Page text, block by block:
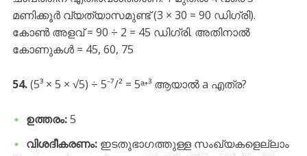
മണിക്കൂർ വ്യത്യാസമുണ്ട് (3 × 30 = 90 ഡിഗ്രി).
കോൺ അളവ് = 90 ÷ 2 = 45 ഡിഗ്രി. അതിനാൽ
കോണുകൾ = 45, 60, 75
54.(5³ × 5 × √5) ÷ 5⁻⁷/² = 5ᵃ⁺³ ആയാൽ a എത്ര?
ഉത്തരം:5
വിശദീകരണം:ഇടതുഭാഗത്തുള്ള സംഖ്യകളെല്ലാം